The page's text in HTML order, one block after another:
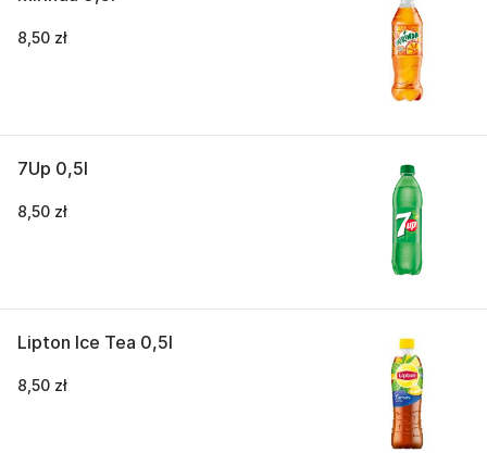
8,50 zł
7Up 0,5l
8,50 zł
Lipton Ice Tea 0,5l
8,50 zł